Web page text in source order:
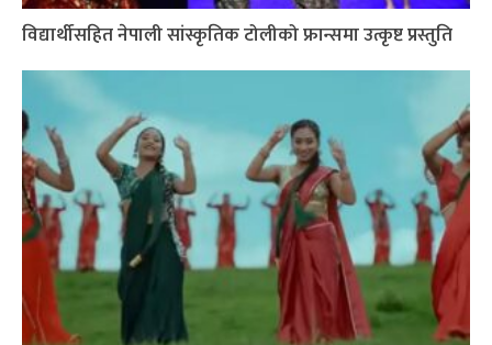
विद्यार्थीसहित नेपाली सांस्कृतिक टोलीको फ्रान्समा उत्कृष्ट प्रस्तुति